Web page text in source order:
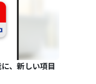
、新しい項目